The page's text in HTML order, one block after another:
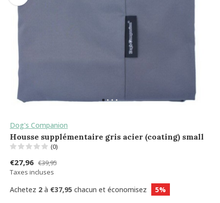
Dog's Companion
Housse supplémentaire gris acier (coating) small
(0)
€27,96 €39,95
Taxes incluses
Achetez 2 à €37,95 chacun et économisez 5%